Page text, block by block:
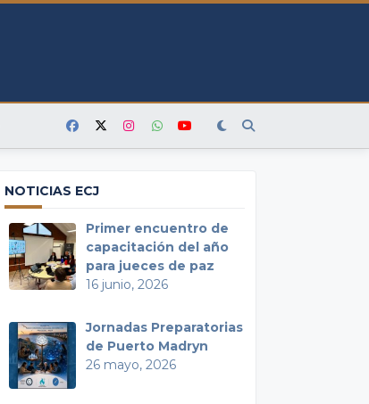
NOTICIAS ECJ
Primer encuentro de
capacitación del año
para jueces de paz
16 junio, 2026
Jornadas Preparatorias
de Puerto Madryn
26 mayo, 2026